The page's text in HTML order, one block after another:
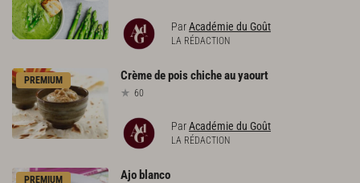
ParAcadémie du Goût
LA RÉDACTION
PREMIUM Crèmedepoischicheauyaourt
60
ParAcadémie du Goût
LA RÉDACTION
PREMIUM Ajo blanco